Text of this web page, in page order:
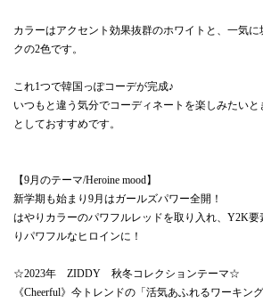
カラーはアクセント効果抜群のホワイトと、一気
クの2色です。
これ1つで韓国っぽコーデが完成♪
いつもと違う気分でコーディネートを楽しみたい
としておすすめです。
【9月のテーマ/Heroine mood】
新学期も始まり9月はガールズパワー全開！
はやりカラーのパワフルレッドを取り入れ、Y2K要
りパワフルなヒロインに！
☆2023年 ZIDDY 秋冬コレクションテーマ☆
《Cheerful》今トレンドの「活気あふれるワーキン